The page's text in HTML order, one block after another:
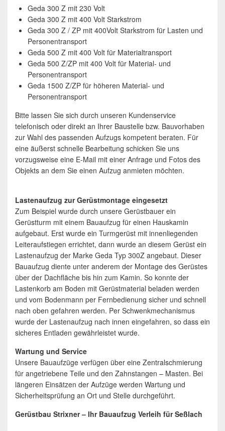
Geda 300 Z mit 230 Volt
Geda 300 Z mit 400 Volt Starkstrom
Geda 300 Z / ZP mit 400Volt Starkstrom für Lasten und
Personentransport
Geda 500 Z mit 400 Volt für Materialtransport
Geda 500 Z/ZP mit 400 Volt für Material- und
Personentransport
Geda 1500 Z/ZP für höheren Material- und
Personentransport
Bitte lassen Sie sich durch unseren Kundenservice
telefonisch oder direkt an Ihrer Baustelle bzw. Bauvorhaben
zur Wahl des passenden Aufzugs kompetent beraten. Für
eine äußerst schnelle Bearbeitung schicken Sie uns
vorzugsweise eine E-Mail mit einer Anfrage und Fotos des
Objekts an dem Sie einen Aufzug anmieten möchten.
Lastenaufzug zur Gerüstmontage eingesetzt
Zum Beispiel wurde durch unsere Gerüstbauer ein
Gerüstturm mit einem Bauaufzug für einen Hauskamin
aufgebaut. Erst wurde ein Turmgerüst mit innenliegenden
Leiteraufstiegen errichtet, dann wurde an diesem Gerüst ein
Lastenaufzug der Marke Geda Typ 300Z angebaut. Dieser
Bauaufzug diente unter anderem der Montage des Gerüstes
über der Dachfläche bis hin zum Kamin. So konnte der
Lastenkorb am Boden mit Gerüstmaterial beladen werden
und vom Bodenmann per Fernbedienung sicher und schnell
nach oben gefahren werden. Per Schwenkmechanismus
wurde der Lastenaufzug nach innen eingefahren, so dass ein
sicheres Entladen gewährleistet wurde.
Wartung und Service
Unsere Bauaufzüge verfügen über eine Zentralschmierung
für angetriebene Teile und den Zahnstangen – Masten. Bei
längeren Einsätzen der Aufzüge werden Wartung und
Sicherheitsprüfung an Ort und Stelle durchgeführt.
Gerüstbau Strixner – Ihr Bauaufzug Verleih für Seßlach